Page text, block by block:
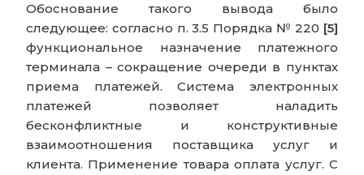
Обоснование такого вывода было
следующее: согласно п. 3.5 Порядка № 220 [5]
функциональное назначение платежного
терминала – сокращение очереди в пунктах
приема платежей. Система электронных
платежей позволяет наладить
бесконфликтные и конструктивные
взаимоотношения поставщика услуг и
клиента. Применение товара оплата услуг. С